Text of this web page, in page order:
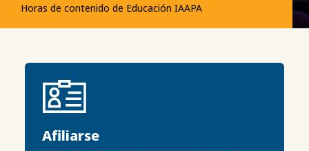
Horas de contenido de Educación IAAPA
Afiliarse